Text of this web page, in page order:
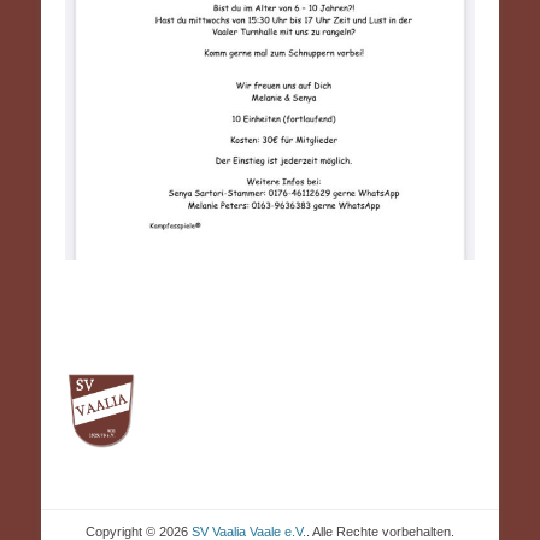
Copyright © 2026 SV Vaalia Vaale e.V. . Alle Rechte vorbehalten.